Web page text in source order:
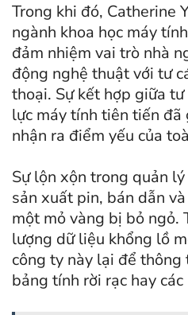
Trong khi đó, Catherine
ngành khoa học máy
đảm nhiệm vai trò nhà
động nghệ thuật với tư
thoại. Sự kết hợp giữa
lực máy tính tiên tiến đã
nhận ra điểm yếu của
Sự lộn xộn trong quản
sản xuất pin, bán dẫn
một mỏ vàng bị bỏ ngỏ.
lượng dữ liệu khổng lồ
công ty này lại để
bảng tính rời rạc hay